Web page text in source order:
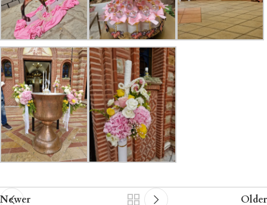
Newer Older